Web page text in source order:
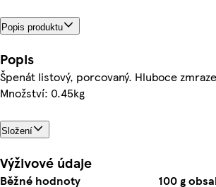
Popis produktu
Popis
Špenát listový, porcovaný. Hluboce
Množství: 0.45kg
Složení
Výživové údaje
Běžné hodnoty
100 g